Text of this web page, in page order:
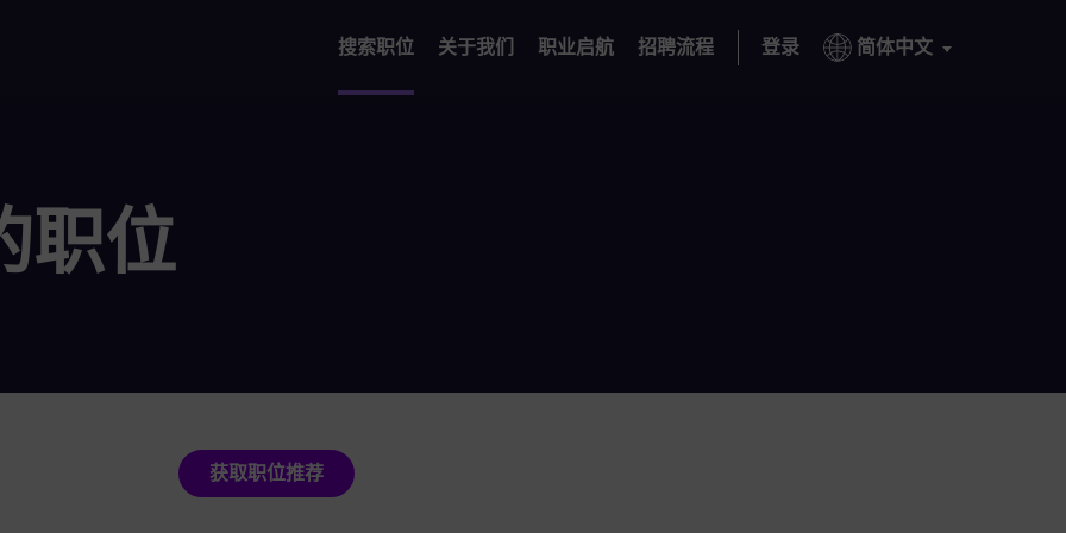
搜索职位 关于我们 职业启航 招聘流程 登录 简体中文
职位
获取职位推荐